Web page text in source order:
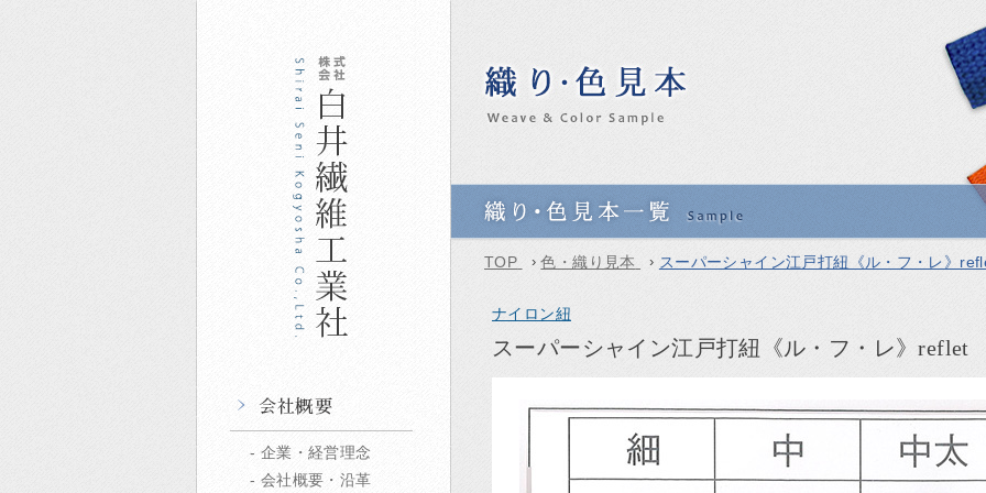
企業・経営理念
会社概要・沿革
TOP › 色・織り見本 › スーパーシャイン江戸打紐《ル・フ・レ》
ナイロン紐
スーパーシャイン江戸打紐《ル・フ・レ》reflet